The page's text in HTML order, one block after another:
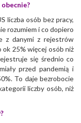
liczba osób bez pracy,
rozumiem i co dopiero
z danymi z rejestrów
25% więcej osób niż
się średnio co
przed pandemią i
To daje bezrobocie
liczby osób, niż